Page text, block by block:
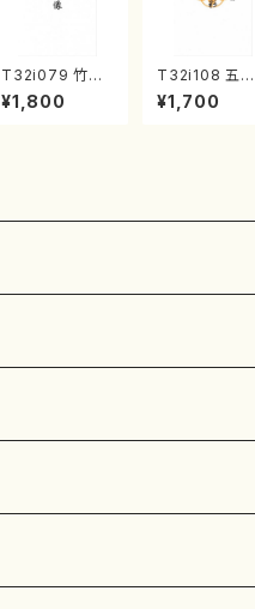
T32i079 竹の
群像（尺八/初代
山本邦山/尺八/
¥1,800
T32i108 五孔
五彩（尺八/初代
石垣征山/尺八/
¥1,700